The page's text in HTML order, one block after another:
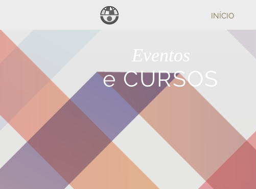
INÍCIO
Eventos
e CURSOS